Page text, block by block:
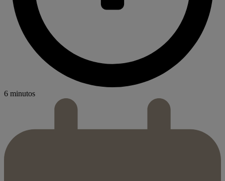
6 minutos